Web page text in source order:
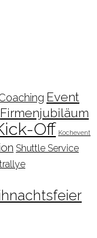
Event
Firmenjubiläum
Off Kochevent
Shuttle Service